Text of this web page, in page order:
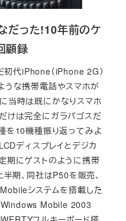
だった!10年前のケ
顧録
代iPhone（iPhone 2G）
うな携帯電話やスマホが
当時は既にかなりスマホ
けは完全にガラパゴスだ
を10機種振り返ってみよ
ディスプレイとデジカ
期にゲストのように携帯
期、同社はP50を販売、
システムを搭載した
Windows Mobile 2003